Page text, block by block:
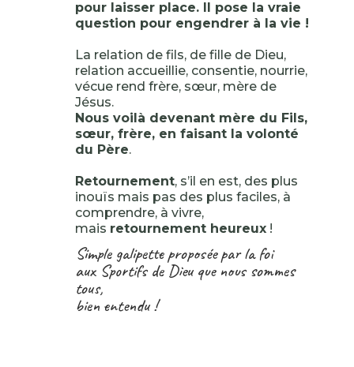
pour laisser place. Il pose la vraie
question pour engendrer à la vie !
La relation de fils, de fille de Dieu,
relation accueillie, consentie, nourrie,
vécue rend frère, sœur, mère de
Jésus.
Nous voilà devenant mère du Fils,
sœur, frère, en faisant la volonté
du Père.
Retournement, s’il en est, des plus
inouïs mais pas des plus faciles, à
comprendre, à vivre,
mais retournement heureux!
Simple galipette proposée par la foi
aux Sportifs de Dieu que nous sommes
tous,
bien entendu !